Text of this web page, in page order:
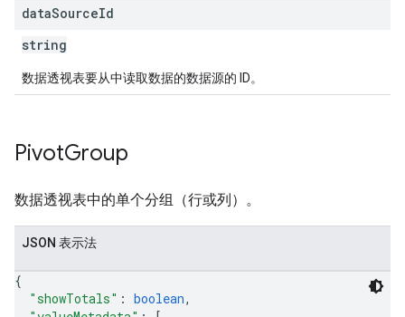
dataSourceId
string
数据透视表要从中读取数据的数据源的 ID。
PivotGroup
数据透视表中的单个分组（行或列）。
JSON 表示法
{
"showTotals" : boolean,